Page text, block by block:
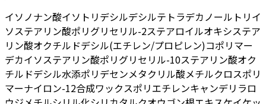
イソノナン酸イソトリデシルデシルテトラデカノール トリイ
ソステアリン酸ポリグリセリル-2ステアロイルオキシステア
リン酸オクチルドデシル(エチレン/プロピレン)コポリマー
デカイソステアリン酸ポリグリセリル-10ステアリン酸オク
チルドデシル水添ポリデセンメタクリル酸メチルクロスポリ
マーナイロン-12合成ワックスポリエチレンキャンデリラロ